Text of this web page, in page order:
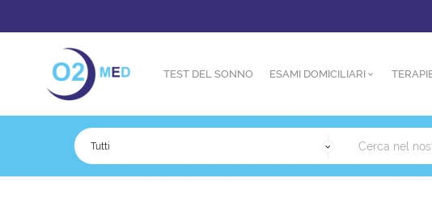
TEST DEL SONNO ESAMI DOMICILIARI